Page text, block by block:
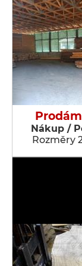
Nákup /
Rozměry